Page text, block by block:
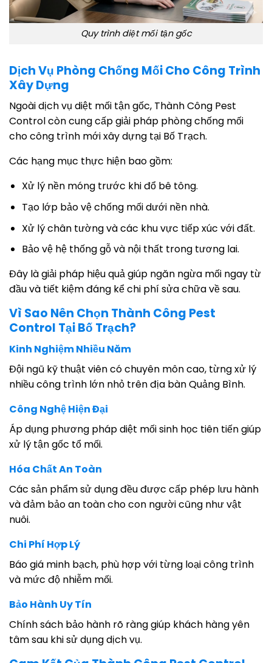
Quy trình diệt mối tận gốc
Dịch Vụ Phòng Chống Mối Cho Công Trình
Xây Dựng
Ngoài dịch vụ diệt mối tận gốc, Thành Công Pest
Control còn cung cấp giải pháp phòng chống mối
cho công trình mới xây dựng tại Bố Trạch.
Các hạng mục thực hiện bao gồm:
Xử lý nền móng trước khi đổ bê tông.
Tạo lớp bảo vệ chống mối dưới nền nhà.
Xử lý chân tường và các khu vực tiếp xúc với đất.
Bảo vệ hệ thống gỗ và nội thất trong tương lai.
Đây là giải pháp hiệu quả giúp ngăn ngừa mối ngay từ
đầu và tiết kiệm đáng kể chi phí sửa chữa về sau.
Vì Sao Nên Chọn Thành Công Pest
Control Tại Bố Trạch?
Kinh Nghiệm Nhiều Năm
Đội ngũ kỹ thuật viên có chuyên môn cao, từng xử lý
nhiều công trình lớn nhỏ trên địa bàn Quảng Bình.
Công Nghệ Hiện Đại
Áp dụng phương pháp diệt mối sinh học tiên tiến giúp
xử lý tận gốc tổ mối.
Hóa Chất An Toàn
Các sản phẩm sử dụng đều được cấp phép lưu hành
và đảm bảo an toàn cho con người cũng như vật
nuôi.
Chi Phí Hợp Lý
Báo giá minh bạch, phù hợp với từng loại công trình
và mức độ nhiễm mối.
Bảo Hành Uy Tín
Chính sách bảo hành rõ ràng giúp khách hàng yên
tâm sau khi sử dụng dịch vụ.